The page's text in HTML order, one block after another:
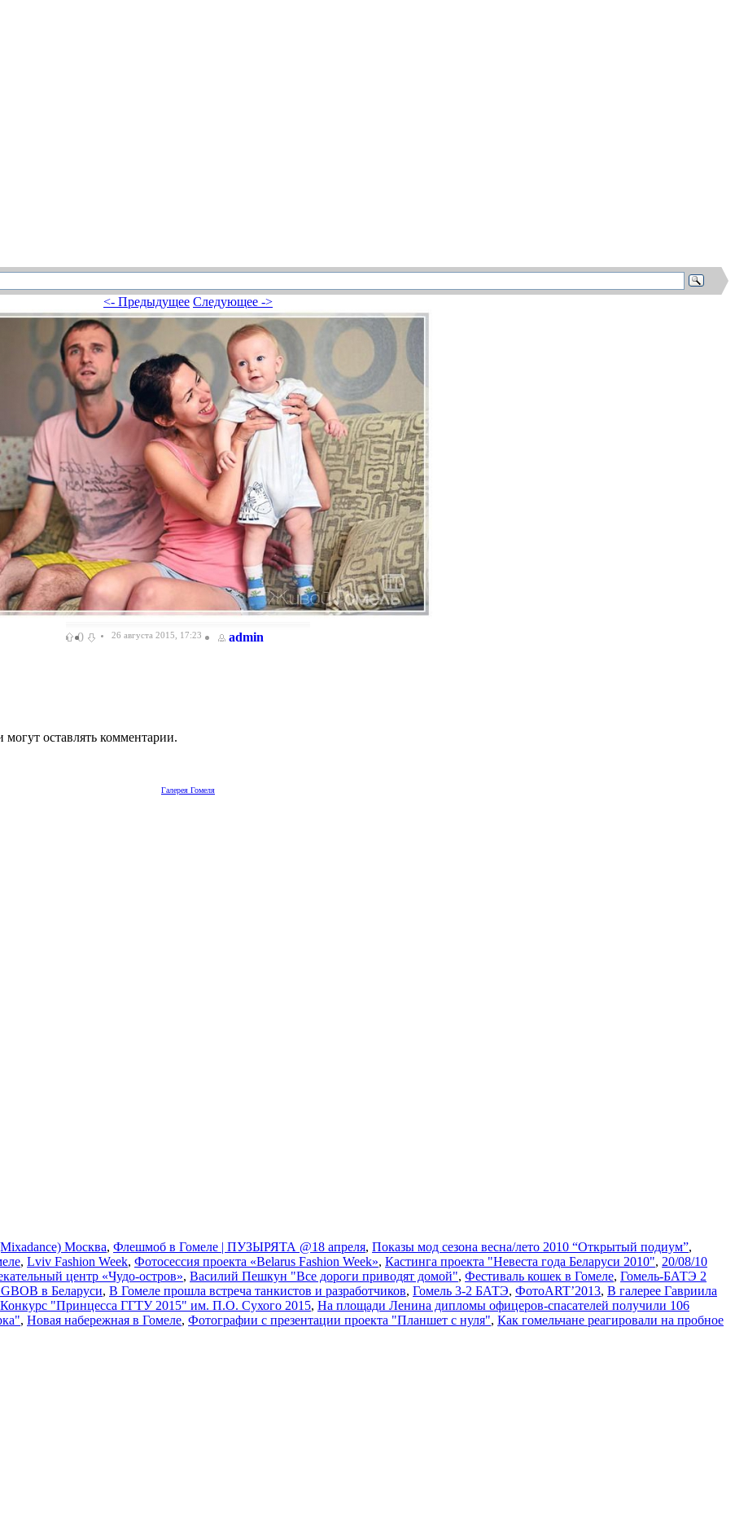
<- Предыдущее Следующее ->
0 26 августа 2015, 17:23 admin
могут оставлять комментарии.
Галерея Гомеля
Москва, Флешмоб в Гомеле | ПУЗЫРЯТА @18 апреля, Показы мод сезона весна/лето 2010 “Открытый подиум”,
, Lviv Fashion Week, Фотосессия проекта «Belarus Fashion Week», Кастинга проекта "Невеста года Беларуси 2010", 20/08/10
центр «Чудо-остров», Василий Пешкун "Все дороги приводят домой", Фестиваль кошек в Гомеле, Гомель-БАТЭ 2
в Беларуси, В Гомеле прошла встреча танкистов и разработчиков, Гомель 3-2 БАТЭ, ФотоART’2013, В галерее Гавриила
Конкурс "Принцесса ГГТУ 2015" им. П.О. Сухого 2015, На площади Ленина дипломы офицеров-спасателей получили 106
, Новая набережная в Гомеле, Фотографии с презентации проекта "Планшет с нуля", Как гомельчане реагировали на пробное